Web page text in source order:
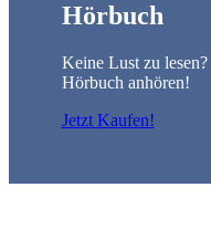
Hörbuch
Keine Lust zu
Hörbuch anhören!
Jetzt Kaufen!